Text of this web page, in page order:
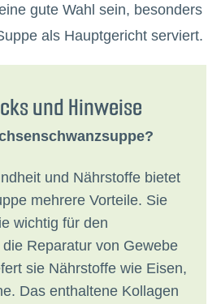
gute Wahl sein, besonders
als Hauptgericht serviert.
und Hinweise
und Nährstoffe bietet
mehrere Vorteile. Sie
wichtig für den
Reparatur von Gewebe
sie Nährstoffe wie Eisen,
Das enthaltene Kollagen